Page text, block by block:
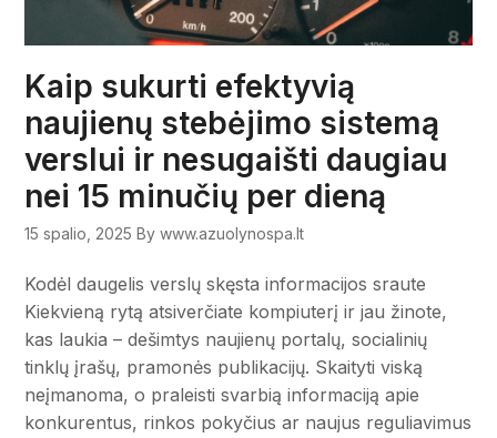
Kaip sukurti efektyvią
naujienų stebėjimo sistemą
verslui ir nesugaišti daugiau
nei 15 minučių per dieną
15 spalio, 2025 By www.azuolynospa.lt
Kodėl daugelis verslų skęsta informacijos sraute
Kiekvieną rytą atsiverčiate kompiuterį ir jau žinote,
kas laukia – dešimtys naujienų portalų, socialinių
tinklų įrašų, pramonės publikacijų. Skaityti viską
neįmanoma, o praleisti svarbią informaciją apie
konkurentus, rinkos pokyčius ar naujus reguliavimus